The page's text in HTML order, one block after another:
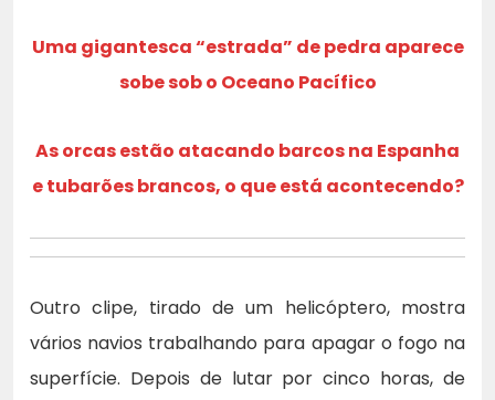
Uma gigantesca “estrada” de pedra aparece
sobe sob o Oceano Pacífico
As orcas estão atacando barcos na Espanha
e tubarões brancos, o que está acontecendo?
Outro clipe, tirado de um helicóptero, mostra
vários navios trabalhando para apagar o fogo na
superfície. Depois de lutar por cinco horas, de